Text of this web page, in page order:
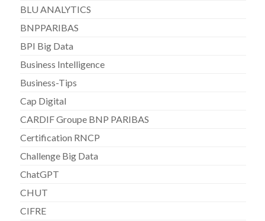
BLU ANALYTICS
BNPPARIBAS
BPI Big Data
Business Intelligence
Business-Tips
Cap Digital
CARDIF Groupe BNP PARIBAS
Certification RNCP
Challenge Big Data
ChatGPT
CHUT
CIFRE